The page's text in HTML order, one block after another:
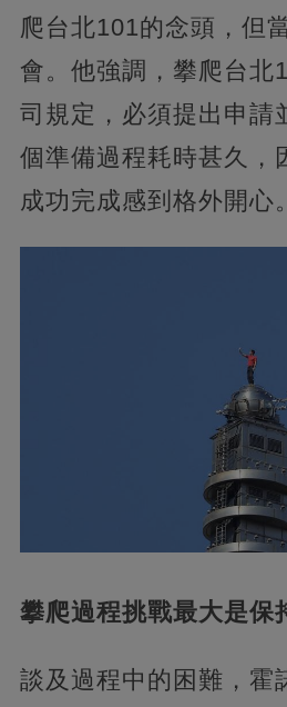
爬台北101的念頭，但
會。他強調，攀爬台北
司規定，必須提出申請
個準備過程耗時甚久，
成功完成感到格外開心。
攀爬過程挑戰最大是保
談及過程中的困難，霍